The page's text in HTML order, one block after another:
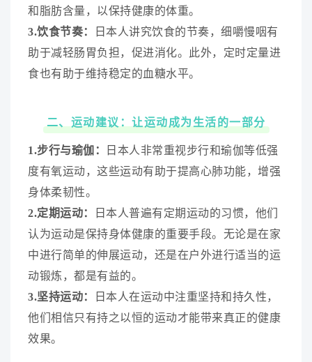
和脂肪含量，以保持健康的体重。
3.饮食节奏：
日本人讲究饮食的节奏，细嚼慢咽有
助于减轻肠胃负担，促进消化。此外，定时定量进
食也有助于维持稳定的血糖水平。
二、运动建议：让运动成为生活的一部分
1.步行与瑜伽：
日本人非常重视步行和瑜伽等低强
度有氧运动，这些运动有助于提高心肺功能，增强
身体柔韧性。
2.定期运动：
日本人普遍有定期运动的习惯，他们
认为运动是保持身体健康的重要手段。无论是在家
中进行简单的伸展运动，还是在户外进行适当的运
动锻炼，都是有益的。
3.坚持运动：
日本人在运动中注重坚持和持久性，
他们相信只有持之以恒的运动才能带来真正的健康
效果。